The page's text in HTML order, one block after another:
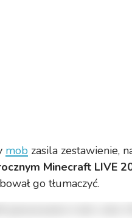
mob zasila zestawienie,
Minecraft LIVE
go tłumaczyć.